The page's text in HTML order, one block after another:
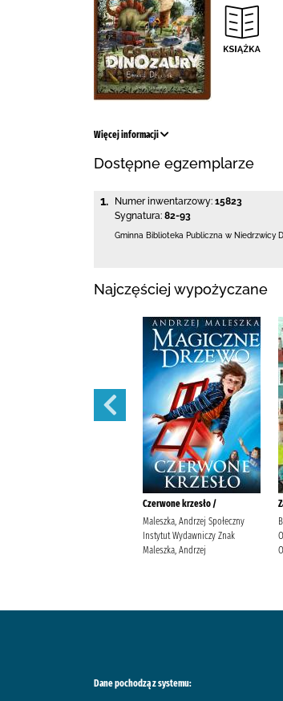
Więcej informacji
Dostępne egzemplarze
1. Numer inwentarzowy: 15823
Sygnatura: 82-93
Gminna Biblioteka Publiczna w Niedrzwicy
Najczęściej wypożyczane
Czerwone krzesło /
Maleszka, Andrzej Społeczny
Instytut Wydawniczy Znak
Maleszka, Andrzej
Dane pochodzą z systemu: